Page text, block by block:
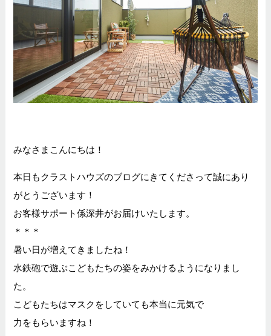
みなさまこんにちは！
本日もクラストハウズのブログにきてくださって誠にあり
がとうございます！
お客様サポート係深井がお届けいたします。
＊＊＊
暑い日が増えてきましたね！
水鉄砲で遊ぶこどもたちの姿をみかけるようになりまし
た。
こどもたちはマスクをしていても本当に元気で
力をもらいますね！